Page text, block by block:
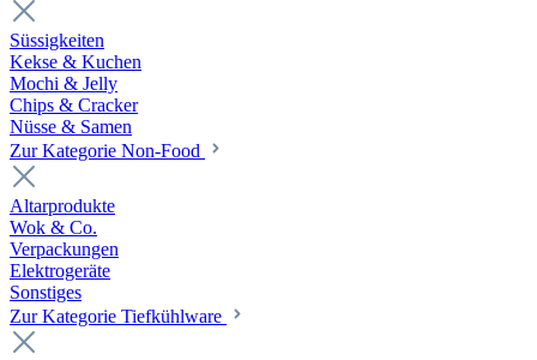
Süssigkeiten
Kekse & Kuchen
Mochi & Jelly
Chips & Cracker
Nüsse & Samen
Zur Kategorie Non-Food
Altarprodukte
Wok & Co.
Verpackungen
Elektrogeräte
Sonstiges
Zur Kategorie Tiefkühlware